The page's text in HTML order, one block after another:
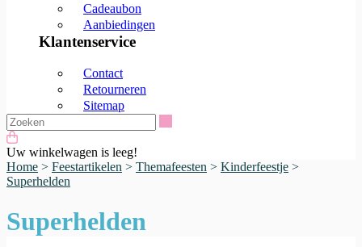
Cadeaubon
Aanbiedingen
Klantenservice
Contact
Retourneren
Sitemap
Uw winkelwagen is leeg!
Home > Feestartikelen > Themafeesten > Kinderfeestje >
Superhelden
Superhelden